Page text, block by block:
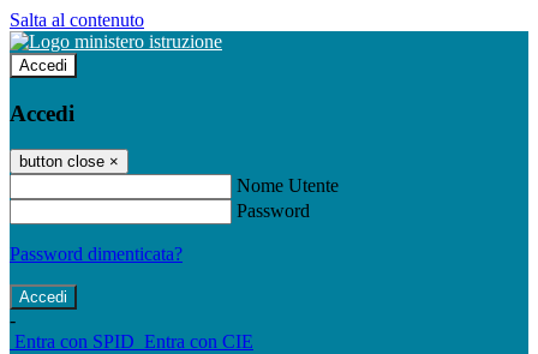
Salta al contenuto
Accedi
Accedi
button close ×
Nome Utente
Password
Password dimenticata?
-
Entra con SPID Entra con CIE